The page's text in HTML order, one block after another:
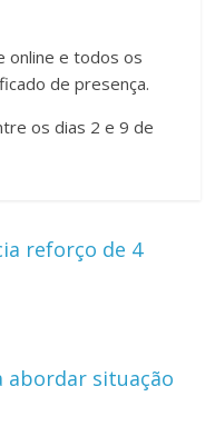
online e todos os
de presença.
os dias 2 e 9 de
reforço de 4
abordar situação